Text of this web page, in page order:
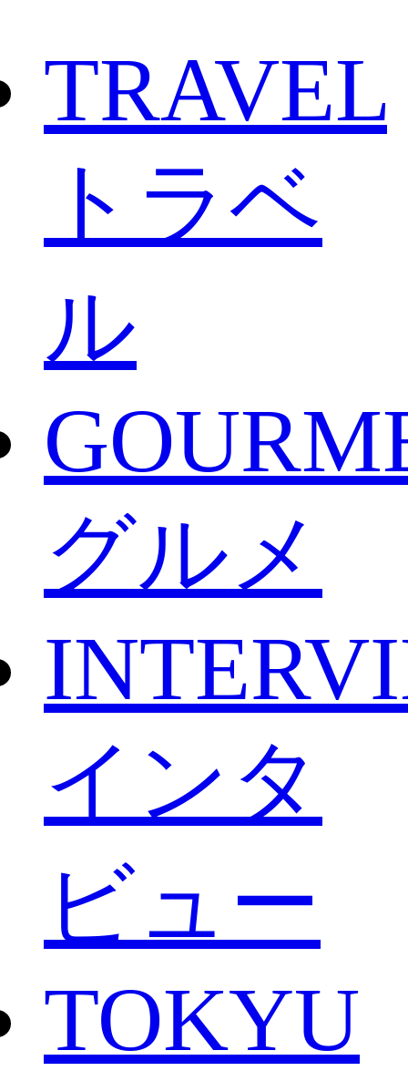
TRAVEL
トラベ
ル
グルメ
インタ
ビュー
TOKYU